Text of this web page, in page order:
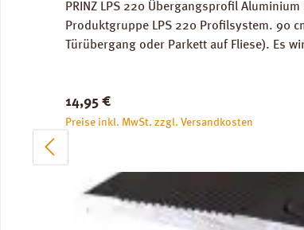
PRINZ LPS 220 Übergangsprofil
Produktgruppe LPS 220 Profilsystem. 90
Türübergang oder Parkett auf Fliese). Es
Regulärer Preis:
14,95 €
Preise inkl. MwSt. zzgl. Versandkosten